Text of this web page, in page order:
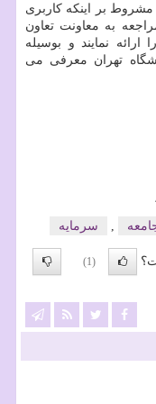
بر اینكه كاربری
به معاونت تعاون
نمایند و بوسیله
تهران معرفی می
سرمایه
(1)